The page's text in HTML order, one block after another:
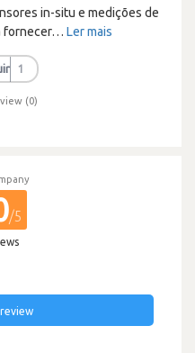
in-situ e medições de
fornecer… Ler mais
1
(0)
/5